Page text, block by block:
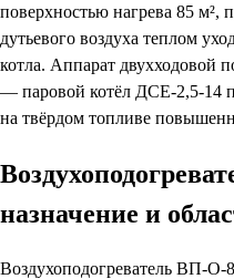
поверхностью нагрева 85 м²,
дутьевого воздуха теплом
котла. Аппарат двухходовой
— паровой котёл ДСЕ-2,5-14
на твёрдом топливе
назначение и
Воздухоподогреватель ВП-О-